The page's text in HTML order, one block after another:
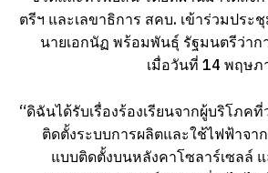
ตรีฯ และเลขาธิการ สคบ. เข้าร่วมประ
นายเอกนัฏ พร้อมพันธุ์ รัฐมนตรีว่าก
เมื่อวันที่ 14 พฤษ
“ดิฉันได้รับเรื่องร้องเรียนจากผู้บริโภค
ติดตั้งระบบการผลิตและใช้ไฟฟ้าจา
แบบติดตั้งบนหลังคาโซลาร์เซลล์